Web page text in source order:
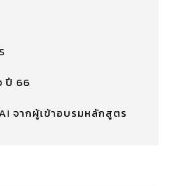
ปี 66
จากผู้เข้าอบรมหลักสูตร